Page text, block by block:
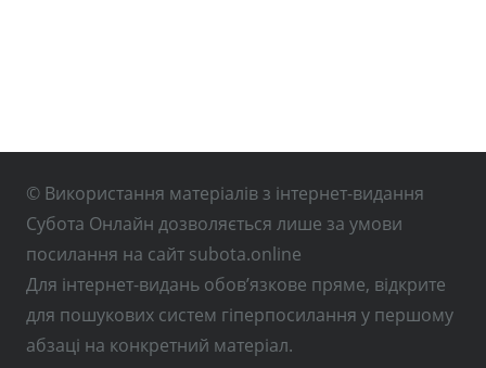
© Використання матеріалів з інтернет-видання
Субота Онлайн дозволяється лише за умови
посилання на сайт subota.online
Для інтернет-видань обов’язкове пряме, відкрите
для пошукових систем гіперпосилання у першому
абзаці на конкретний матеріал.